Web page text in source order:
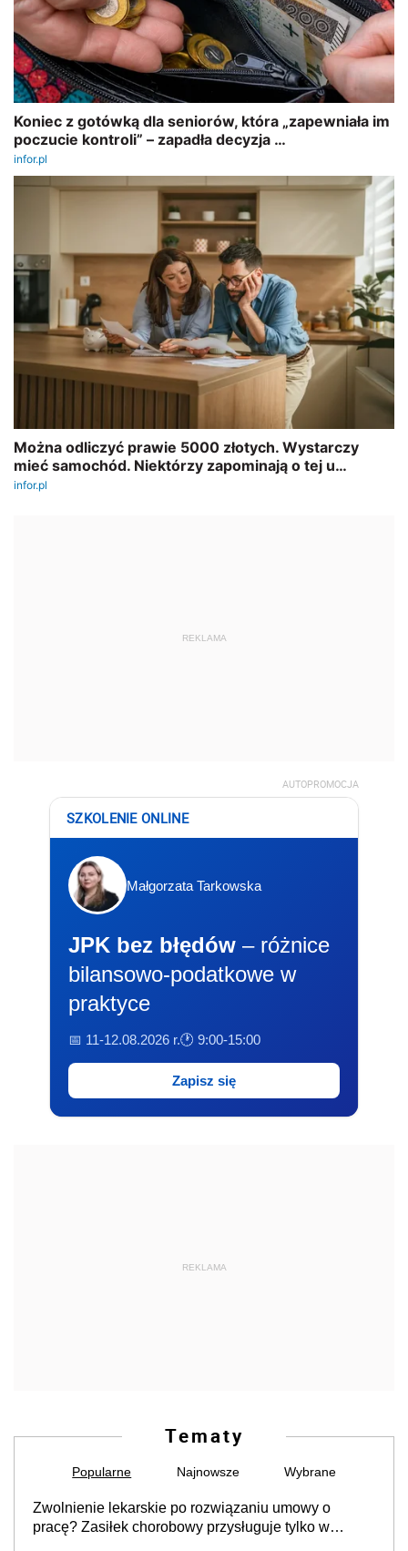
REKLAMA
AUTOPROMOCJA
SZKOLENIE ONLINE
Małgorzata Tarkowska
JPK bez błędów – różnice
bilansowo-podatkowe w
praktyce
📅 11-12.08.2026 r.🕐 9:00-15:00
Zapisz się
REKLAMA
Tematy
Popularne Najnowsze Wybrane
Zwolnienie lekarskie po rozwiązaniu umowy o
pracę? Zasiłek chorobowy przysługuje tylko w